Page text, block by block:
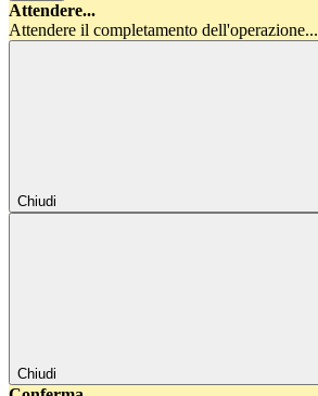
Attendere...
Attendere il completamento dell'operazione...
Chiudi
Chiudi